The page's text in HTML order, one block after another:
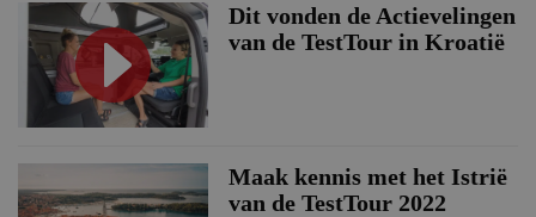
Dit vonden de Actievelingen
van de TestTour in Kroatië
Maak kennis met het Istrië
van de TestTour 2022